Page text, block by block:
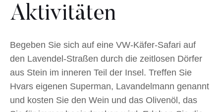
Aktivitäten
Begeben Sie sich auf eine VW-Käfer-Safari auf
den Lavendel-Straßen durch die zeitlosen Dörfer
aus Stein im inneren Teil der Insel. Treffen Sie
Hvars eigenen Superman, Lavandelmann genannt
und kosten Sie den Wein und das Olivenöl, das